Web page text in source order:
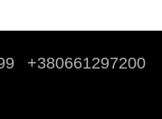
+380661297200